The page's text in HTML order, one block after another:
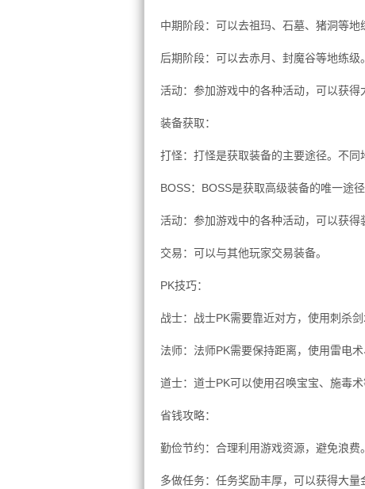
中期阶段：可以去祖玛、石墓、猪洞等地
后期阶段：可以去赤月、封魔谷等地练级。
活动：参加游戏中的各种活动，可以获得
装备获取：
打怪：打怪是获取装备的主要途径。不同
BOSS：BOSS是获取高级装备的唯一途
活动：参加游戏中的各种活动，可以获得
交易：可以与其他玩家交易装备。
PK技巧：
战士：战士PK需要靠近对方，使用刺杀
法师：法师PK需要保持距离，使用雷电
道士：道士PK可以使用召唤宝宝、施毒
省钱攻略：
勤俭节约：合理利用游戏资源，避免浪费。
多做任务：任务奖励丰厚，可以获得大量